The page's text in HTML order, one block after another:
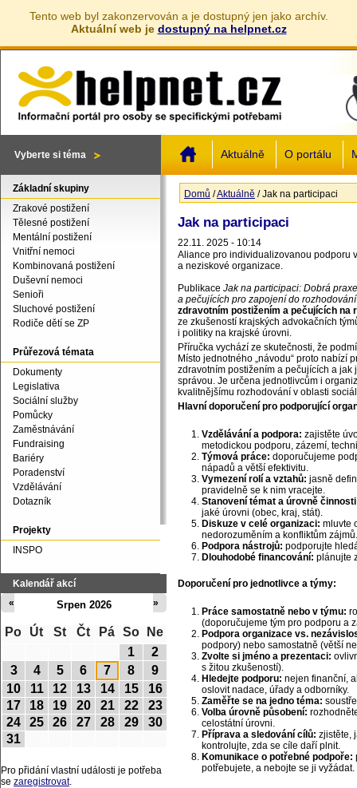
Tento web byl zakonzervován a je dostupný jen jako archív.
Aktuální web je dostupný na helpnet.cz
Vyberte si téma Aktuálně O portálu
Jste zde
Domů /Aktuálně /Jak na participaci
Jak na participaci
22.11. 2025 - 10:14
Aliance pro individualizovanou podporu
a neziskové organizace.
Publikace Jak na participaci: Dobrá
a pečujících pro zapojení do
zdravotním postižením a pečujících na
ze zkušeností krajských advokačních
i politiky na krajské úrovni.
Příručka vychází ze skutečnosti, že
Místo jednotného „návodu“ proto nabízí
zdravotním postižením a pečujících a
správou. Je určena jednotlivcům i
kvalitnějšímu rozhodování v oblasti
Hlavní doporučení pro podporující
Vzdělávání a podpora: zajistěte
metodickou podporu, zázemí,
Týmová práce: doporučujeme
nápadů a větší efektivitu.
Vymezení rolí a vztahů: jasně
pravidelně se k nim vracejte.
Stanovení témat a úrovně
jaké úrovni (obec, kraj, stát).
Diskuze v celé organizaci: mluvte
nedorozuměním a konfliktům zájmů.
Podpora nástrojů: podporujte
Dlouhodobé financování: plánujte
Doporučení pro jednotlivce a týmy:
Práce samostatně nebo v týmu:
(doporučujeme tým pro podporu a
Podpora organizace vs.
podpory) nebo samostatně (větší
Zvolte si jméno a prezentaci:
s žitou zkušeností).
Hledejte podporu: nejen finanční,
oslovit nadace, úřady a odborníky.
Zaměřte se na jedno téma:
Volba úrovně působení:
celostátní úrovni.
Příprava a sledování cílů: zjistěte,
kontrolujte, zda se cíle daří plnit.
Komunikace o potřebné podpoře:
potřebujete, a nebojte se ji vyžádat.
Základní skupiny
Zrakové postižení
Tělesné postižení
Mentální postižení
Vnitřní nemoci
Kombinovaná postižení
Duševní nemoci
Senioři
Sluchové postižení
Rodiče dětí se ZP
Průřezová témata
Dokumenty
Legislativa
Sociální služby
Pomůcky
Zaměstnávání
Fundraising
Bariéry
Poradenství
Vzdělávání
Dotazník
Projekty
INSPO
Kalendář akcí
Srpen 2026
« »
Po Út St Čt Pá So
Ne
1
2
3
4 5 6 7 8
9
10
11 12 13 14 15
16
17
18 19 20 21 22
23
24
25 26 27 28 29
30
31
Pro přidání vlastní události je potřeba
se zaregistrovat.